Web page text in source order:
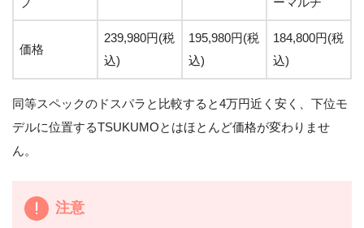
価格
239,980円(税
込)
195,980円(税
込)
184,800円(税
込)
同等スペックのドスパラと比較すると4万円近く安く、下位モ
デルに位置するTSUKUMOとはほとんど価格が変わりませ
ん。
注意